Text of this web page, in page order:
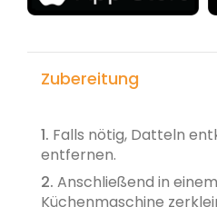
Zubereitung
1. Falls nötig, Datteln
entfernen.
2. Anschließend in
Küchenmaschine